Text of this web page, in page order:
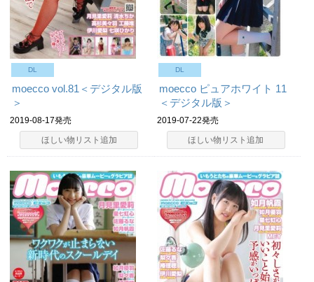
DL
moecco vol.81＜デジタル版
＞
2019-08-17発売
ほしい物リスト追加
DL
moecco ピュアホワイト 11
＜デジタル版＞
2019-07-22発売
ほしい物リスト追加